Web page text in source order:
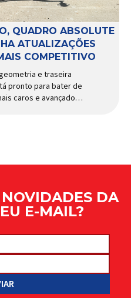
QUADRO ABSOLUTE
ATUALIZAÇÕES
COMPETITIVO
e traseira
pronto para bater de
caros e avançados
DA
E-MAIL?